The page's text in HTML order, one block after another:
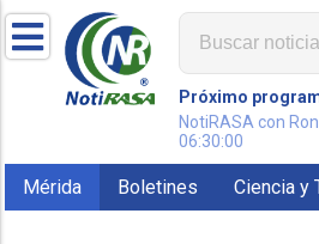
Próximo
NotiRASA con
06:30:00
Mérida Boletines Ciencia y